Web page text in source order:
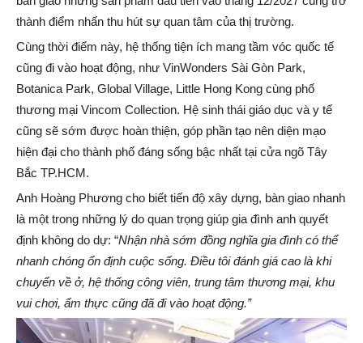
thành điểm nhấn thu hút sự quan tâm của thị trường.
Cùng thời điểm này, hệ thống tiện ích mang tầm vóc quốc tế
cũng đi vào hoạt động, như VinWonders Sài Gòn Park,
Botanica Park, Global Village, Little Hong Kong cùng phố
thương mại Vincom Collection. Hệ sinh thái giáo dục và y tế
cũng sẽ sớm được hoàn thiện, góp phần tạo nên diện mạo
hiện đại cho thành phố đáng sống bậc nhất tại cửa ngõ Tây
Bắc TP.HCM.
Anh Hoàng Phương cho biết tiến độ xây dựng, bàn giao nhanh
là một trong những lý do quan trọng giúp gia đình anh quyết
định không do dự: “Nhận nhà sớm đồng nghĩa gia đình có thể
nhanh chóng ổn định cuộc sống. Điều tôi đánh giá cao là khi
chuyển về ở, hệ thống công viên, trung tâm thương mại, khu
vui chơi, ẩm thực cũng đã đi vào hoạt động.”